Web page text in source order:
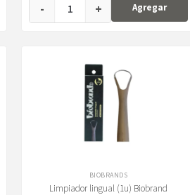
- + Agregar
BIOBRANDS
Limpiador lingual (1u) Biobrand